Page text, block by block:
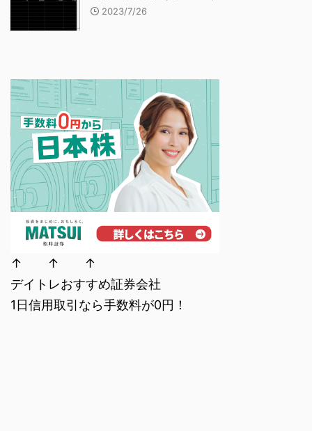
2023/7/26
↑ ↑ ↑
デイトレおすすめ証券会社
1日信用取引なら手数料が0円！